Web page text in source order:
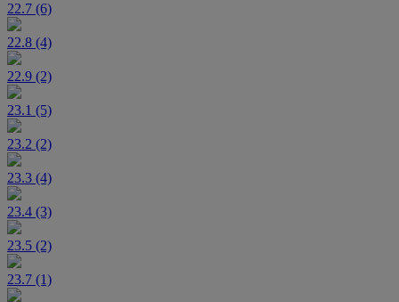
22.7 (6)
22.8 (4)
22.9 (2)
23.1 (5)
23.2 (2)
23.3 (4)
23.4 (3)
23.5 (2)
23.7 (1)